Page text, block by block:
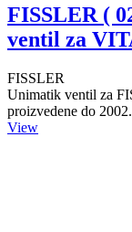
FISSLER (
ventil za
FISSLER
Unimatik ventil za
proizvedene do
View